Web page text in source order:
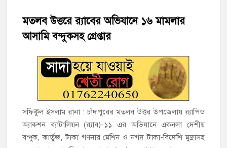
‘জনগণের ভোটে নির্বাচিত হয়ে ফরিদগঞ্জের উন্নয়নে কাজ করছি’ :
আলহাজ্ব এমএ হান্নান এমপি
নৌ পুলিশ ফাঁড়ির নাকের ডগায় কারেন্ট জালের দাপট, মতলবে প্রকাশ্যে
নিষিদ্ধ জাল মেরামত ও মাছ শিকার
‘জনগণের হাতে রাষ্ট্রের মালিকানা ফিরিয়ে দিতে বিএনপি সরকার
অঙ্গীকারাবদ্ধ’
মতলব উত্তরে সোনালী লাইফ ইন্সুইরেন্স কোম্পানী লিমিটেডের মরণোত্তর
চেক বিতরণ
মতলব উত্তরে র‌্যাবের অভিযানে ১৬ মামলার
আসামি বন্দুকসহ গ্রেপ্তার
সফিকুল ইসলাম রানা : চাঁদপুরের মতলব উত্তর উপজেলায় র‌্যাপিড
অ্যাকশন ব্যাটালিয়ন (র‌্যাব)-১১ এর অভিযানে একনলা দেশীয়
বন্দুক, কার্তুজ, টাকা গণনার মেশিন ও নগদ টাকা-বিদেশি মুদ্রাসহ